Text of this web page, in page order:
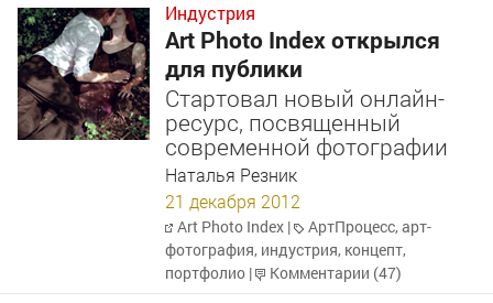
Индустрия
Art Photo Index открылся
для публики
Стартовал новый онлайн-
ресурс, посвященный
современной фотографии
Наталья Резник
21 декабря 2012
Art Photo Index | АртПроцесс,арт-
фотография, индустрия, концепт,
портфолио | Комментарии (47)